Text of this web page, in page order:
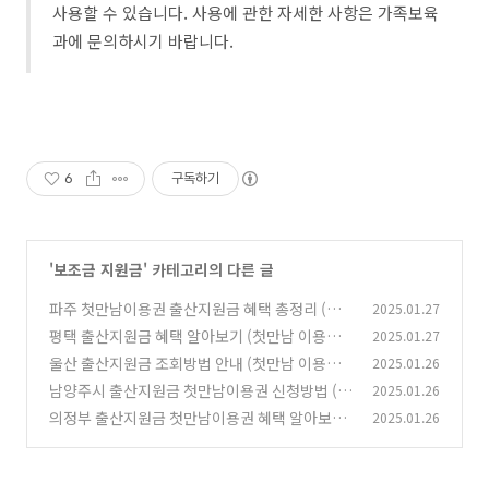
사용할 수 있습니다. 사용에 관한 자세한 사항은 가족보육
과에 문의하시기 바랍니다.
6 구독하기
'보조금 지원금' 카테고리의 다른 글
파주 첫만남이용권 출산지원금 혜택 총정리 (지
원금액, 사용처, 다자녀 추가 혜택) (1)
2025.01.27
평택 출산지원금 혜택 알아보기 (첫만남 이용권,
출산양육지원금, 다자녀 추가 혜택)
(1)
2025.01.27
울산 출산지원금 조회방법 안내 (첫만남 이용권,
다자녀 추가 혜택 신청방법) (0)
2025.01.26
남양주시 출산지원금 첫만남이용권 신청방법 (지
원금 한도조회, 다자녀 추가 혜택)
(1)
2025.01.26
의정부 출산지원금 첫만남이용권 혜택 알아보기
2025.01.26